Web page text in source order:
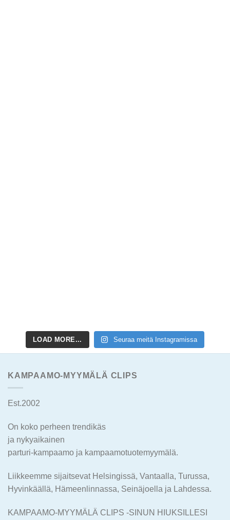
LOAD MORE... Seuraa meitä Instagramissa
KAMPAAMO-MYYMÄLÄ CLIPS
Est.2002
On koko perheen trendikäs
ja nykyaikainen
parturi-kampaamo ja kampaamotuotemyymälä.
Liikkeemme sijaitsevat Helsingissä, Vantaalla, Turussa,
Hyvinkäällä, Hämeenlinnassa, Seinäjoella ja Lahdessa.
KAMPAAMO-MYYMÄLÄ CLIPS -SINUN HIUKSILLESI